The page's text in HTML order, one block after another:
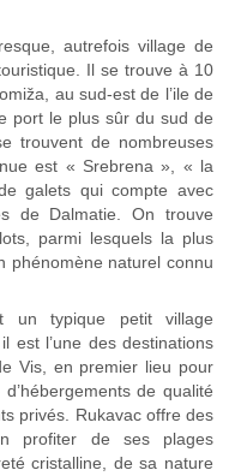
autrefois village de
Il se trouve à 10
au sud-est de l’ile de
port le plus sûr du sud de
trouvent de nombreuses
est « Srebrena », « la
galets qui compte avec
de Dalmatie. On trouve
parmi lesquels la plus
phénomène naturel connu
un typique petit village
est l’une des destinations
Vis, en premier lieu pour
de qualité
privés. Rukavac offre des
profiter de ses plages
cristalline, de sa nature